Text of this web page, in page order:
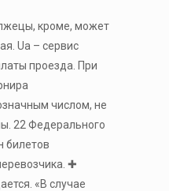
кроме, может
Ua – сервис
проезда. При
числом, не
22 Федерального
билетов
✚
«В случае